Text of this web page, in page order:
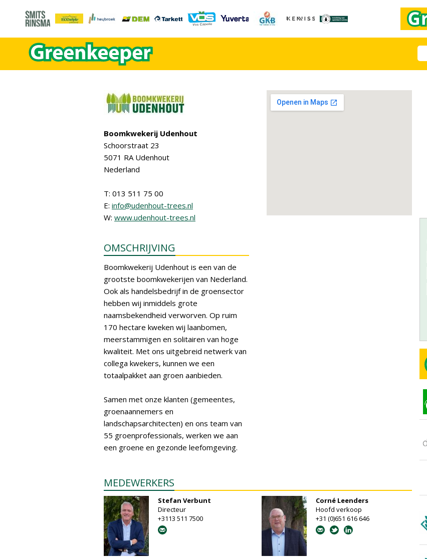
Boomkwekerij Udenhout
Schoorstraat 23
5071 RA Udenhout
Nederland
T: 013 511 75 00
E: info@udenhout-trees.nl
W: www.udenhout-trees.nl
OMSCHRIJVING
Boomkwekerij Udenhout is een van de
grootste boomkwekerijen van Nederland.
Ook als handelsbedrijf in de groensector
hebben wij inmiddels grote
naamsbekendheid verworven. Op ruim
170 hectare kweken wij laanbomen,
meerstammigen en solitairen van hoge
kwaliteit. Met ons uitgebreid netwerk van
collega kwekers, kunnen we een
totaalpakket aan groen aanbieden.
Samen met onze klanten (gemeentes,
groenaannemers en
landschapsarchitecten) en ons team van
55 groenprofessionals, werken we aan
een groene en gezonde leefomgeving.
MEDEWERKERS
Stefan Verbunt
Directeur
+3113 511 7500
Corné Leenders
Hoofd verkoop
+31 (0)651 616 646